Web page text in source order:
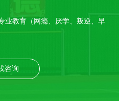
业教育（网瘾、厌学、叛逆、早
咨询